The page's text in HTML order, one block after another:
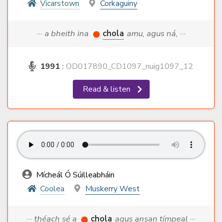
Vicarstown Corkaguiny
··· a bheith ina chola amu, agus ná, ···
1991 : OD017890_CD1097_nuig1097_12
Read & listen
Mícheál Ó Súilleabháin
Coolea
Muskerry West
··· théach sé a chola agus ansan tímpeal ···